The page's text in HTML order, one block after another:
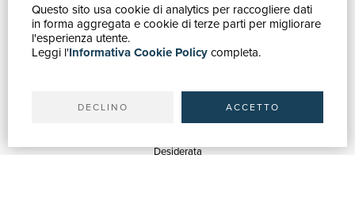
Questo sito usa cookie di analytics per raccogliere dati
in forma aggregata e cookie di terze parti per migliorare
l'esperienza utente.
Leggi l'Informativa Cookie Policycompleta.
DECLINO ACCETTO
GUIDA ACQUISTI
Ricerca avanzata
Spedizioni
Desiderata